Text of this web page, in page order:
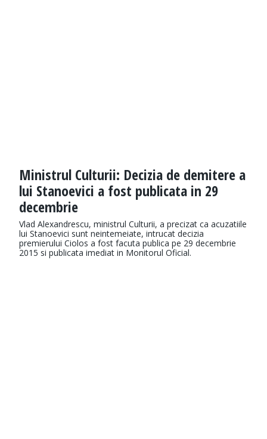
Ministrul Culturii: Decizia de demitere a
lui Stanoevici a fost publicata in 29
decembrie
Vlad Alexandrescu, ministrul Culturii, a precizat ca acuzatiile
lui Stanoevici sunt neintemeiate, intrucat decizia
premierului Ciolos a fost facuta publica pe 29 decembrie
2015 si publicata imediat in Monitorul Oficial.